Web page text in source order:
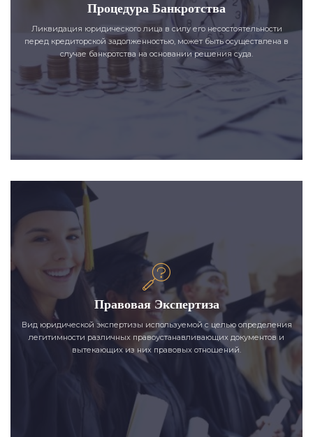
Процедура Банкротства
Ликвидация юридического лица в силу его несостоятельности
перед кредиторской задолженностью, может быть осуществлена в
случае банкротства на основании решения суда.
Правовая Экспертиза
Вид юридической экспертизы используемой с целью определения
легитимности различных правоустанавливающих документов и
вытекающих из них правовых отношений.